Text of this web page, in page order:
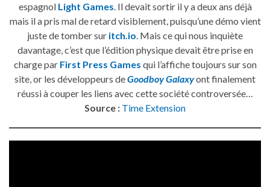
espagnol Light Games. Il devait sortir il y a deux ans déjà
mais il a pris mal de retard visiblement, puisqu’une démo vient
juste de tomber sur itch.io. Mais ce qui nous inquiète
davantage, c’est que l’édition physique devait être prise en
charge par First Press Games qui l’affiche toujours sur son
site, or les développeurs deGoodboy Galaxyont finalement
réussi à couper les liens avec cette société controversée…
Source : Time Extension